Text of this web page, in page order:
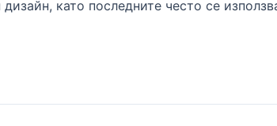
като последните често се